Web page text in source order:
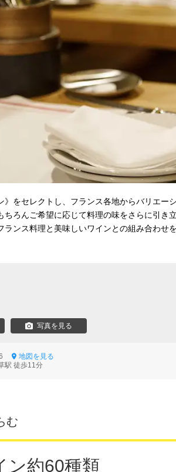
をセレクトし、フランス各地からバリエー
ろんご希望に応じて料理の味をさらに引き
ンス料理と美味しいワインとの組み合わせ
写真を見る
6
地図を見る
駅 徒歩11分
む
ン約60種類